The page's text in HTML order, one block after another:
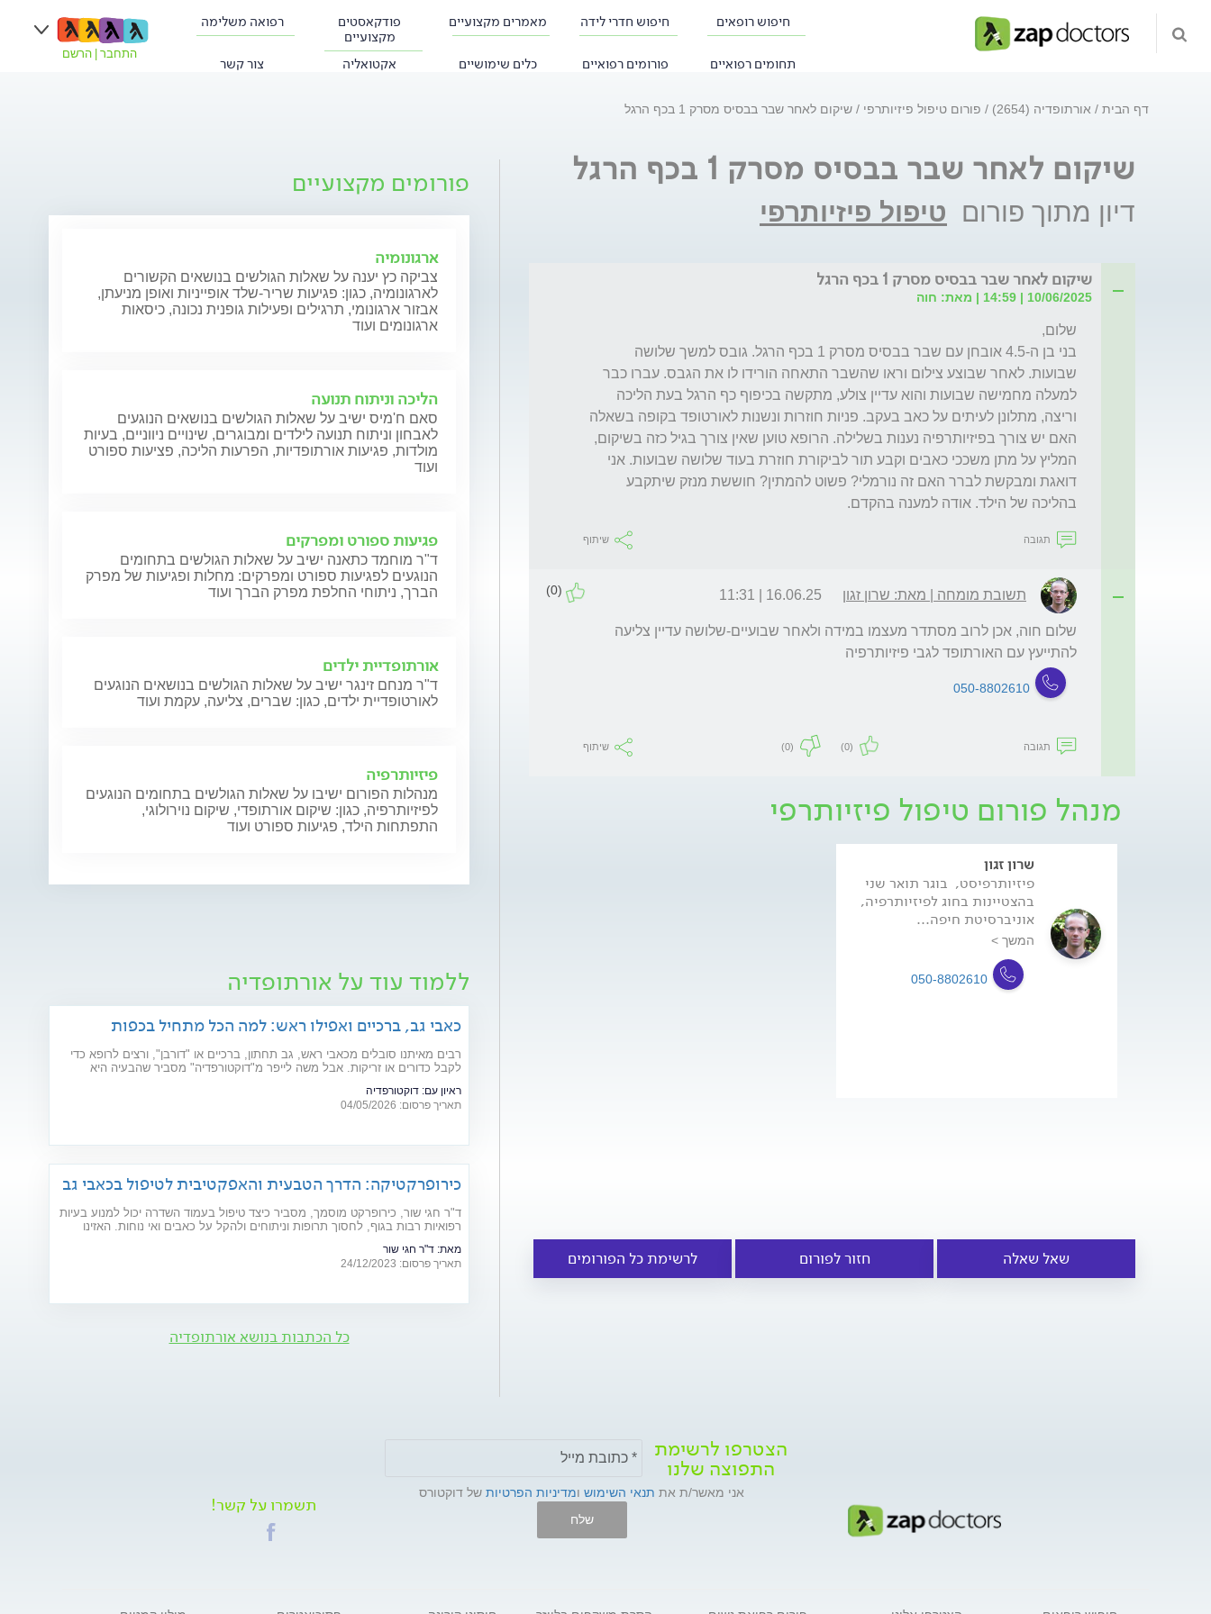
חיפוש רופאים חיפוש חדרי לידה מאמרים מקצועיים
פודקאסטים
מקצועיים
רפואה משלימה
תחומים רפואיים פורומים רפואיים כלים שימושיים אקטואליה צור קשר
התחבר הרשם
דף הבית אורתופדיה (2654) פורום טיפול פיזיותרפי שיקום לאחר שבר בבסיס מסרק 1 בכף הרגל
שיקום לאחר שבר בבסיס מסרק 1 בכף הרגל
דיון מתוך פורום טיפול פיזיותרפי
שיקום לאחר שבר בבסיס מסרק 1 בכף הרגל
10/06/2025 | 14:59 | מאת: חוה
בהליכה של הילד. אודה למענה בהקדם.
תגובה שיתוף
תשובת מומחה | מאת: שרון זגון 16.06.25 | 11:31
(0)
להתייעץ עם האורתופד לגבי פיזיותרפיה
050-8802610
תגובה (0)
(0) שיתוף
מנהל פורום טיפול פיזיותרפי
שרון זגון
פיזיותרפיסט, בוגר תואר שני
בהצטיינות בחוג לפיזיותרפיה,
אוניברסיטת חיפה...
המשך >
050-8802610
שאל שאלה חזור לפורום לרשימת כל הפורומים
פורומים מקצועיים
ארגונומיה
צביקה כץ יענה על שאלות הגולשים בנושאים הקשורים
לארגונומיה, כגון: פגיעות שריר-שלד אופייניות ואופן מניעתן,
אבזור ארגונומי, תרגילים ופעילות גופנית נכונה, כיסאות
ארגונומים ועוד
הליכה וניתוח תנועה
סאם ח'מיס ישיב על שאלות הגולשים בנושאים הנוגעים
לאבחון וניתוח תנועה לילדים ומבוגרים, שינויים ניווניים, בעיות
מולדות, פגיעות אורתופדיות, הפרעות הליכה, פציעות ספורט
ועוד
פגיעות ספורט ומפרקים
ד"ר מוחמד כתאנה ישיב על שאלות הגולשים בתחומים
הנוגעים לפגיעות ספורט ומפרקים: מחלות ופגיעות של מפרק
הברך, ניתוחי החלפת מפרק הברך ועוד
אורתופדיית ילדים
ד"ר מנחם זינגר ישיב על שאלות הגולשים בנושאים הנוגעים
לאורטופדיית ילדים, כגון: שברים, צליעה, עקמת ועוד
פיזיותרפיה
מנהלות הפורום ישיבו על שאלות הגולשים בתחומים הנוגעים
לפיזיותרפיה, כגון: שיקום אורתופדי, שיקום נוירולוגי,
התפתחות הילד, פגיעות ספורט ועוד
ללמוד עוד על אורתופדיה
כאבי גב, ברכיים ואפילו ראש: למה הכל מתחיל בכפות
רבים מאיתנו סובלים מכאבי ראש, גב תחתון, ברכיים או "דורבן", ורצים לרופא כדי
לקבל כדורים או זריקות. אבל משה לייפר מ"דוקטורפדיה" מסביר שהבעיה היא
ראיון עם: דוקטורפדיה
תאריך פרסום: 04/05/2026
כירופרקטיקה: הדרך הטבעית והאפקטיבית לטיפול בכאבי גב
ד"ר חגי שור, כירופרקט מוסמך, מסביר כיצד טיפול בעמוד השדרה יכול למנוע בעיות
רפואיות רבות בגוף, לחסוך תרופות וניתוחים ולהקל על כאבים ואי נוחות. האזינו
מאת: ד"ר חגי שור
תאריך פרסום: 24/12/2023
כל הכתבות בנושא אורתופדיה
הצטרפו לרשימת
התפוצה שלנו
אני מאשר/ת את תנאי השימוש ומדיניות הפרטיות של דוקטורס
שלח
תשמרו על קשר!